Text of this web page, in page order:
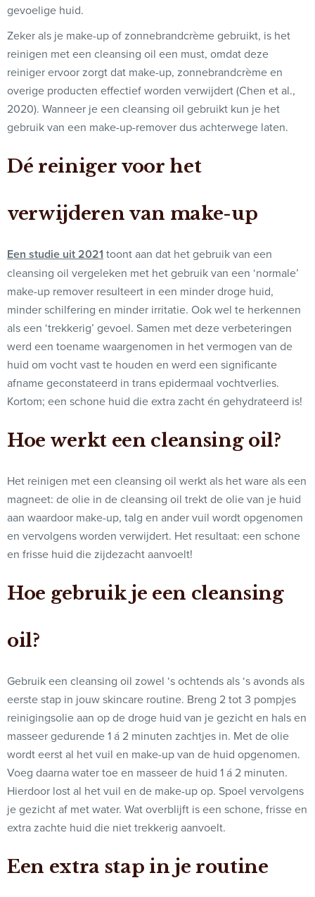
gevoelige huid.
Zeker als je make-up of zonnebrandcrème gebruikt, is het
reinigen met een cleansing oil een must, omdat deze
reiniger ervoor zorgt dat make-up, zonnebrandcrème en
overige producten effectief worden verwijdert (Chen et al.,
2020). Wanneer je een cleansing oil gebruikt kun je het
gebruik van een make-up-remover dus achterwege laten.
Dé reiniger voor het
verwijderen van make-up
Een studie uit 2021 toont aan dat het gebruik van een
cleansing oil vergeleken met het gebruik van een ‘normale’
make-up remover resulteert in een minder droge huid,
minder schilfering en minder irritatie. Ook wel te herkennen
als een ‘trekkerig’ gevoel. Samen met deze verbeteringen
werd een toename waargenomen in het vermogen van de
huid om vocht vast te houden en werd een significante
afname geconstateerd in trans epidermaal vochtverlies.
Kortom; een schone huid die extra zacht én gehydrateerd is!
Hoe werkt een cleansing oil?
Het reinigen met een cleansing oil werkt als het ware als een
magneet: de olie in de cleansing oil trekt de olie van je huid
aan waardoor make-up, talg en ander vuil wordt opgenomen
en vervolgens worden verwijdert. Het resultaat: een schone
en frisse huid die zijdezacht aanvoelt!
Hoe gebruik je een cleansing
oil?
Gebruik een cleansing oil zowel ‘s ochtends als ‘s avonds als
eerste stap in jouw skincare routine. Breng 2 tot 3 pompjes
reinigingsolie aan op de droge huid van je gezicht en hals en
masseer gedurende 1 á 2 minuten zachtjes in. Met de olie
wordt eerst al het vuil en make-up van de huid opgenomen.
Voeg daarna water toe en masseer de huid 1 á 2 minuten.
Hierdoor lost al het vuil en de make-up op. Spoel vervolgens
je gezicht af met water. Wat overblijft is een schone, frisse en
extra zachte huid die niet trekkerig aanvoelt.
Een extra stap in je routine